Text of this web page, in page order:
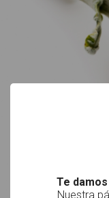
Te
Nuestra